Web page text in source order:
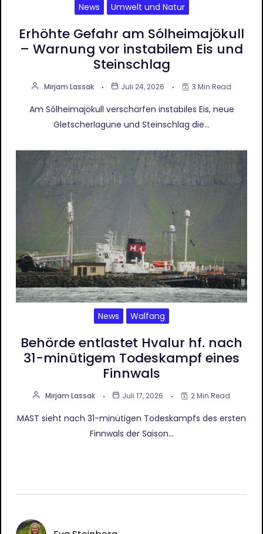
News Umwelt und Natur
Erhöhte Gefahr am Sólheimajökull
– Warnung vor instabilem Eis und
Steinschlag
Mirjam Lassak Juli 24, 2026 3 Min Read
Am Sólheimajökull verschärfen instabiles Eis, neue
Gletscherlagune und Steinschlag die…
News Walfang
Behörde entlastet Hvalur hf. nach
31-minütigem Todeskampf eines
Finnwals
Mirjam Lassak Juli 17, 2026 2 Min Read
MAST sieht nach 31-minütigen Todeskampfs des ersten
Finnwals der Saison…